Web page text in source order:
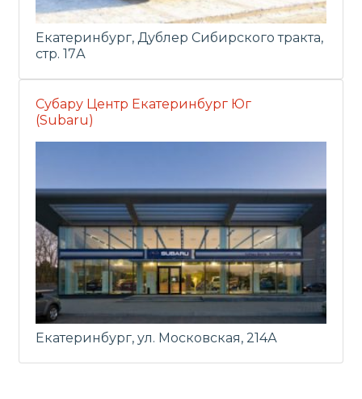
Екатеринбург, Дублер Сибирского тракта,
стр. 17А
Субару Центр Екатеринбург Юг
(Subaru)
Екатеринбург, ул. Московская, 214А